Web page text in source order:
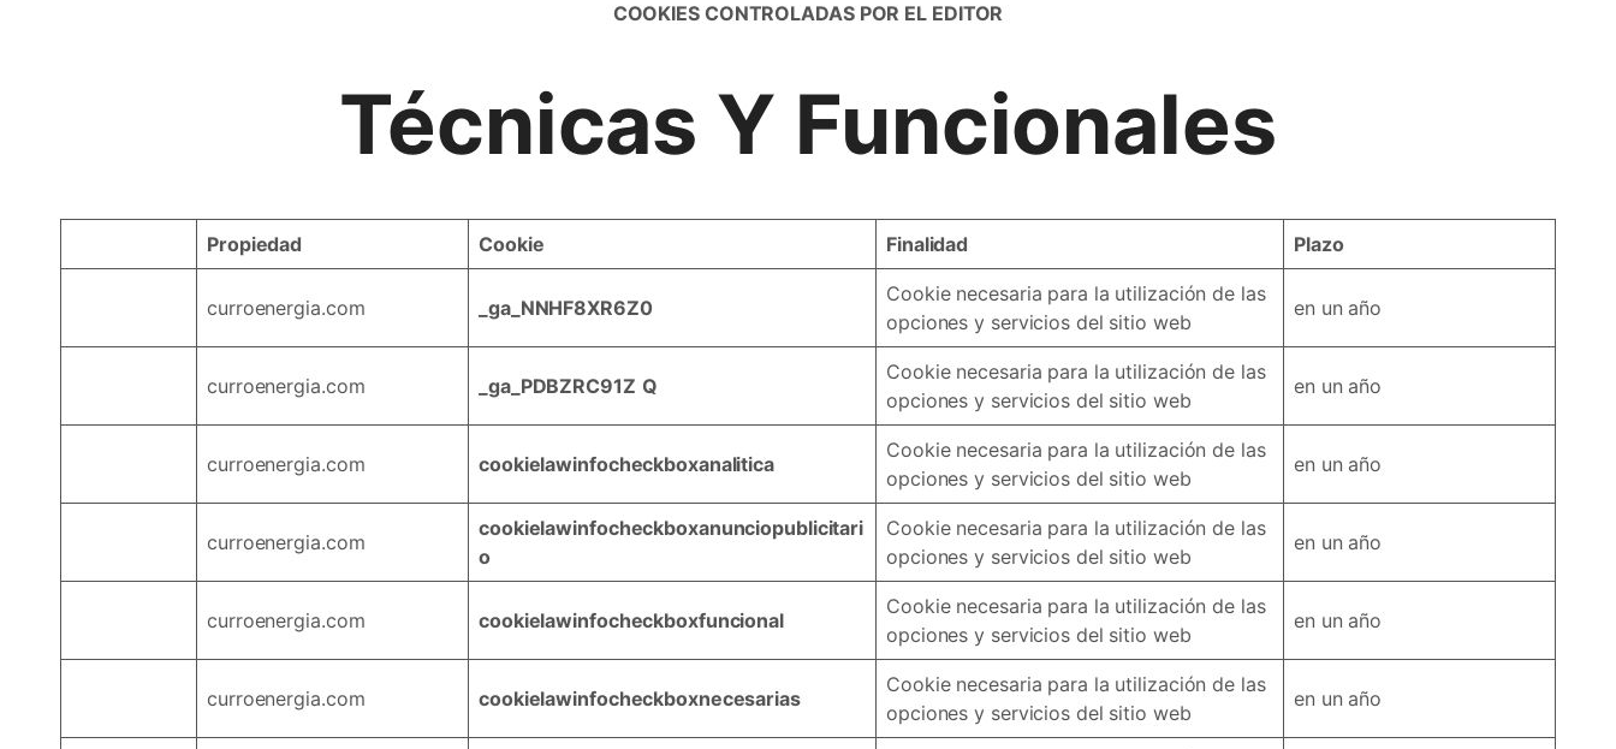
COOKIES CONTROLADAS POR EL EDITOR
Técnicas Y Funcionales
Propiedad Cookie Finalidad Plazo
curroenergia.com _ga_NNHF8XR6Z0
Cookie necesaria para la utilización de las
opciones y servicios del sitio web
en un año
curroenergia.com _ga_PDBZRC91Z Q
Cookie necesaria para la utilización de las
opciones y servicios del sitio web
en un año
curroenergia.com cookielawinfocheckboxanalitica
Cookie necesaria para la utilización de las
opciones y servicios del sitio web
en un año
curroenergia.com
cookielawinfocheckboxanunciopublicitari
o
Cookie necesaria para la utilización de las
opciones y servicios del sitio web
en un año
curroenergia.com cookielawinfocheckboxfuncional
Cookie necesaria para la utilización de las
opciones y servicios del sitio web
en un año
curroenergia.com cookielawinfocheckboxnecesarias
Cookie necesaria para la utilización de las
opciones y servicios del sitio web
en un año